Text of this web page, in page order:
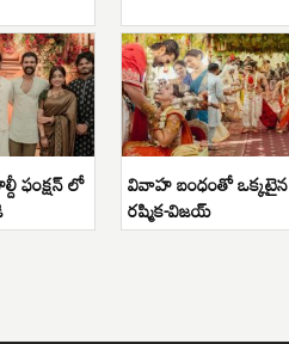
ఫంక్షన్ లో వివాహ బంధంతో ఒక్కటైన
రష్మిక-విజయ్